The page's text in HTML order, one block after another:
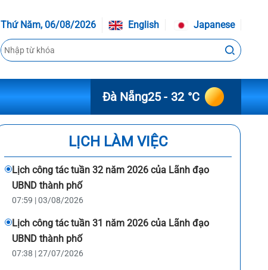
Thứ Năm, 06/08/2026 English Japanese
Đà Nẵng25 - 32 °C
LỊCH LÀM VIỆC
Lịch công tác tuần 32 năm 2026 của Lãnh đạo
UBND thành phố
07:59 | 03/08/2026
Lịch công tác tuần 31 năm 2026 của Lãnh đạo
UBND thành phố
07:38 | 27/07/2026